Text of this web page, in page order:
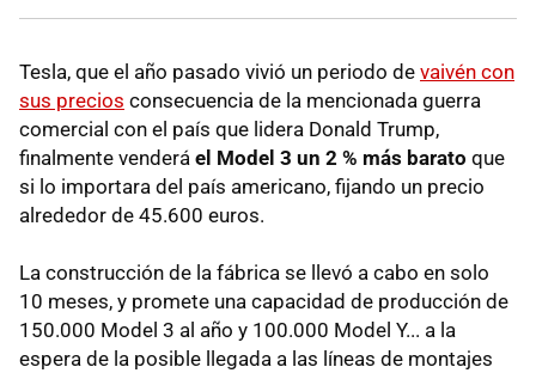
Tesla, que el año pasado vivió un periodo de vaivén con
sus precios consecuencia de la mencionada guerra
comercial con el país que lidera Donald Trump,
finalmente venderá el Model 3 un 2 % más barato que
si lo importara del país americano, fijando un precio
alrededor de 45.600 euros.
La construcción de la fábrica se llevó a cabo en solo
10 meses, y promete una capacidad de producción de
150.000 Model 3 al año y 100.000 Model Y... a la
espera de la posible llegada a las líneas de montajes